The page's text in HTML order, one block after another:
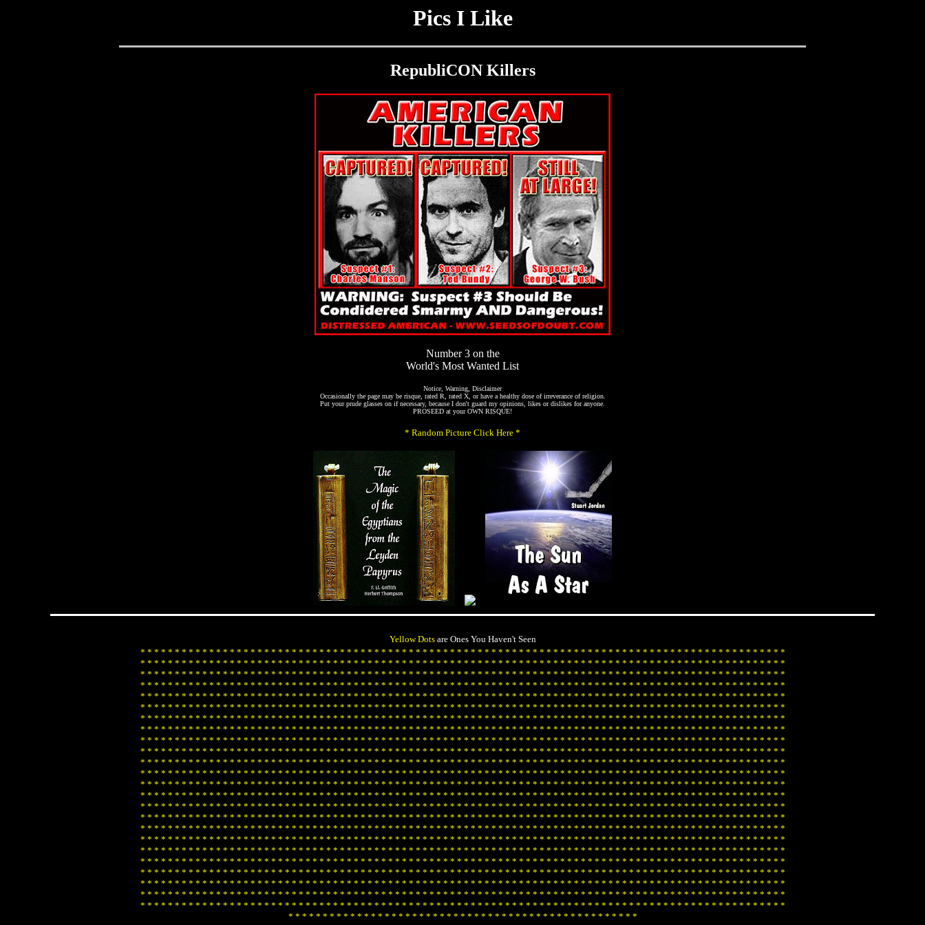
Pics I Like
RepubliCON Killers
Number 3 on the
World's Most Wanted List
Notice, Warning, Disclaimer
Occasionally the page may be risque, rated R, rated X, or have a healthy dose of irreverance of religion.
Put your prude glasses on if necessary, because I don't guard my opinions, likes or dislikes for anyone.
PROSEED at your OWN RISQUE!
* Random Picture Click Here *
Yellow Dotsare Ones You Haven't Seen
* * * * * * * * * * * * * * * * * * * * * * * * * * * * * * * * * * * * * * * * * * * * * * * * * * * * * * * * * * * * * * * * * * * * * * * * * * * * * * * * * * * * * * * * * * * * * *
* * * * * * * * * * * * * * * * * * * * * * * * * * * * * * * * * * * * * * * * * * * * * * * * * * * * * * * * * * * * * * * * * * * * * * * * * * * * * * * * * * * * * * * * * * * * * *
* * * * * * * * * * * * * * * * * * * * * * * * * * * * * * * * * * * * * * * * * * * * * * * * * * * * * * * * * * * * * * * * * * * * * * * * * * * * * * * * * * * * * * * * * * * * * *
* * * * * * * * * * * * * * * * * * * * * * * * * * * * * * * * * * * * * * * * * * * * * * * * * * * * * * * * * * * * * * * * * * * * * * * * * * * * * * * * * * * * * * * * * * * * * *
* * * * * * * * * * * * * * * * * * * * * * * * * * * * * * * * * * * * * * * * * * * * * * * * * * * * * * * * * * * * * * * * * * * * * * * * * * * * * * * * * * * * * * * * * * * * * *
* * * * * * * * * * * * * * * * * * * * * * * * * * * * * * * * * * * * * * * * * * * * * * * * * * * * * * * * * * * * * * * * * * * * * * * * * * * * * * * * * * * * * * * * * * * * * *
* * * * * * * * * * * * * * * * * * * * * * * * * * * * * * * * * * * * * * * * * * * * * * * * * * * * * * * * * * * * * * * * * * * * * * * * * * * * * * * * * * * * * * * * * * * * * *
* * * * * * * * * * * * * * * * * * * * * * * * * * * * * * * * * * * * * * * * * * * * * * * * * * * * * * * * * * * * * * * * * * * * * * * * * * * * * * * * * * * * * * * * * * * * * *
* * * * * * * * * * * * * * * * * * * * * * * * * * * * * * * * * * * * * * * * * * * * * * * * * * * * * * * * * * * * * * * * * * * * * * * * * * * * * * * * * * * * * * * * * * * * * *
* * * * * * * * * * * * * * * * * * * * * * * * * * * * * * * * * * * * * * * * * * * * * * * * * * * * * * * * * * * * * * * * * * * * * * * * * * * * * * * * * * * * * * * * * * * * * *
* * * * * * * * * * * * * * * * * * * * * * * * * * * * * * * * * * * * * * * * * * * * * * * * * * * * * * * * * * * * * * * * * * * * * * * * * * * * * * * * * * * * * * * * * * * * * *
* * * * * * * * * * * * * * * * * * * * * * * * * * * * * * * * * * * * * * * * * * * * * * * * * * * * * * * * * * * * * * * * * * * * * * * * * * * * * * * * * * * * * * * * * * * * * *
* * * * * * * * * * * * * * * * * * * * * * * * * * * * * * * * * * * * * * * * * * * * * * * * * * * * * * * * * * * * * * * * * * * * * * * * * * * * * * * * * * * * * * * * * * * * * *
* * * * * * * * * * * * * * * * * * * * * * * * * * * * * * * * * * * * * * * * * * * * * * * * * * * * * * * * * * * * * * * * * * * * * * * * * * * * * * * * * * * * * * * * * * * * * *
* * * * * * * * * * * * * * * * * * * * * * * * * * * * * * * * * * * * * * * * * * * * * * * * * * * * * * * * * * * * * * * * * * * * * * * * * * * * * * * * * * * * * * * * * * * * * *
* * * * * * * * * * * * * * * * * * * * * * * * * * * * * * * * * * * * * * * * * * * * * * * * * * * * * * * * * * * * * * * * * * * * * * * * * * * * * * * * * * * * * * * * * * * * * *
* * * * * * * * * * * * * * * * * * * * * * * * * * * * * * * * * * * * * * * * * * * * * * * * * * * * * * * * * * * * * * * * * * * * * * * * * * * * * * * * * * * * * * * * * * * * * *
* * * * * * * * * * * * * * * * * * * * * * * * * * * * * * * * * * * * * * * * * * * * * * * * * * * * * * * * * * * * * * * * * * * * * * * * * * * * * * * * * * * * * * * * * * * * * *
* * * * * * * * * * * * * * * * * * * * * * * * * * * * * * * * * * * * * * * * * * * * * * * * * * * * * * * * * * * * * * * * * * * * * * * * * * * * * * * * * * * * * * * * * * * * * *
* * * * * * * * * * * * * * * * * * * * * * * * * * * * * * * * * * * * * * * * * * * * * * * * * * * * * * * * * * * * * * * * * * * * * * * * * * * * * * * * * * * * * * * * * * * * * *
* * * * * * * * * * * * * * * * * * * * * * * * * * * * * * * * * * * * * * * * * * * * * * * * * * * * * * * * * * * * * * * * * * * * * * * * * * * * * * * * * * * * * * * * * * * * * *
* * * * * * * * * * * * * * * * * * * * * * * * * * * * * * * * * * * * * * * * * * * * * * * * * * * * * * * * * * * * * * * * * * * * * * * * * * * * * * * * * * * * * * * * * * * * * *
* * * * * * * * * * * * * * * * * * * * * * * * * * * * * * * * * * * * * * * * * * * * * * * * * * * * * * * * * * * * * * * * * * * * * * * * * * * * * * * * * * * * * * * * * * * * * *
* * * * * * * * * * * * * * * * * * * * * * * * * * * * * * * * * * * * * * * * * * * * * * * * * * * * * * * * * * * * * * * * * * * * * * * * * * * * * * * * * * * * * * * * * * * * * *
* * * * * * * * * * * * * * * * * * * * * * * * * * * * * * * * * * * * * * * * * * * * * * * * * * *